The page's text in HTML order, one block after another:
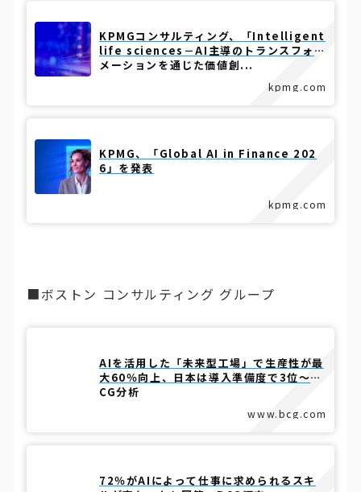
kpmg.com
KPMGコンサルティング、「Intelligent
life sciences－AI主導のトランスフォー
メーションを通じた価値創...
kpmg.com
KPMG、「Global AI in Finance 202
6」を発表
■ボストン コンサルティング グループ
www.bcg.com
AIを活用した「未来型工場」で生産性が最
大60％向上、日本は導入準備度で3位～B
CG分析
72％がAIによって仕事に求められるスキ